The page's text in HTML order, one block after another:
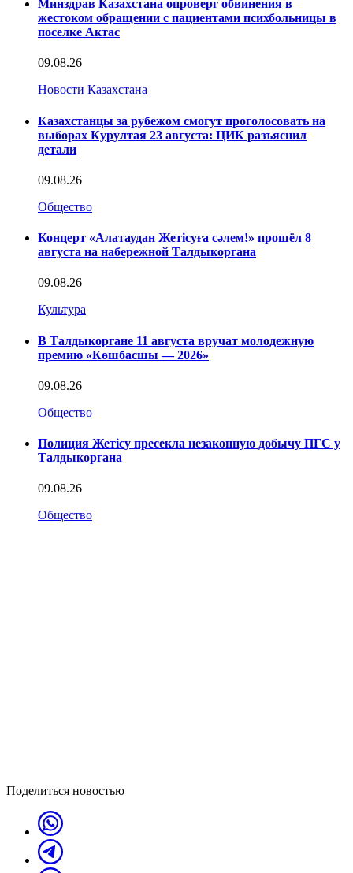
Минздрав Казахстана опроверг обвинения в
жестоком обращении с пациентами психбольницы в
поселке Актас
09.08.26
Новости Казахстана
Казахстанцы за рубежом смогут проголосовать на
выборах Курултая 23 августа: ЦИК разъяснил
детали
09.08.26
Общество
Концерт «Алатаудан Жетісуға сәлем!» прошёл 8
августа на набережной Талдыкоргана
09.08.26
Культура
В Талдыкоргане 11 августа вручат молодежную
премию «Көшбасшы — 2026»
09.08.26
Общество
Полиция Жетісу пресекла незаконную добычу ПГС у
Талдыкоргана
09.08.26
Общество
Поделиться новостью